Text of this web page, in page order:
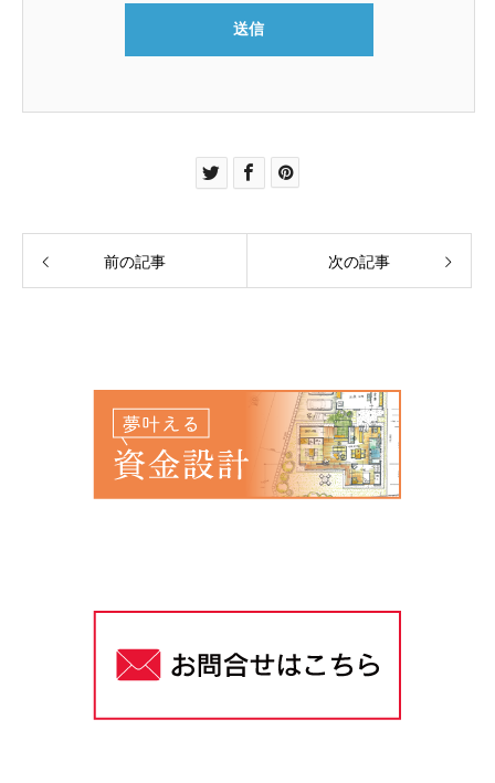
ただし、次に示すいずれかに該当する場合は、本
人の同意を得ることなく利用することがありま
a) 法令に基づく場合
ある場合であって、本人の同意を得ることが困難
c) 公衆衛生の向上又は児童の健全な育成の推進の
ために必要がある場合であって、本人の同意を得
ることが困難である時
同意を得ることによって当該事務の遂行に支障を
及ぼすおそれがある時
【個人情報の委託について】
当個人情報について、弊社が個人情報保護管理体
し、個人情報の取扱いに関する契約を締結した上
で委託します。
【開示等請求について】
前の記事 次の記事